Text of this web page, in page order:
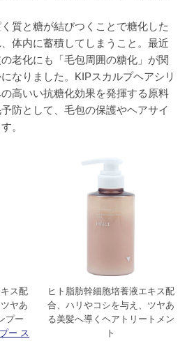
うな気がします。
められません。
く質と糖が結びつくことで糖化した
体内に蓄積してしまうこと。最近
老化にも「毛包周囲の糖化」が関
なりました。KIPスカルプヘアシリ
高いい抗糖化効果を発揮する原料
防として、毛包の保護やヘアサイ
。
ス配
ヤあ
プー
ー ス
ヒト脂肪幹細胞培養液エキス配
合、ハリやコシを与え、ツヤあ
る美髪へ導くヘアトリートメン
ト